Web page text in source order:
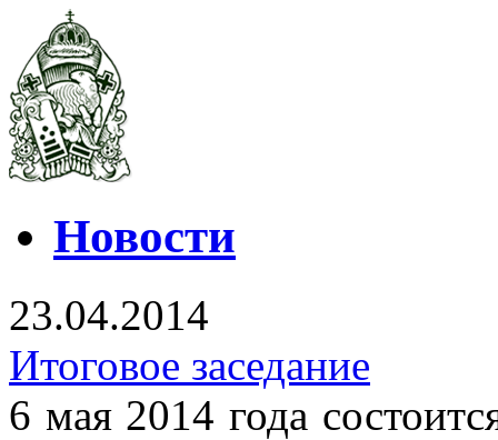
Новости
23.04.2014
Итоговое заседание
6 мая 2014 года